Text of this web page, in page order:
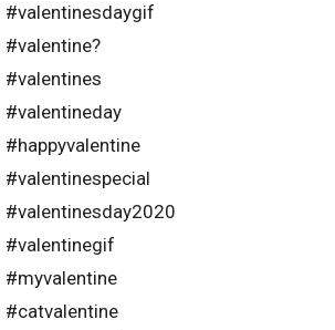
#valentinesdaygif
#valentine?
#valentines
#valentineday
#happyvalentine
#valentinespecial
#valentinesday2020
#valentinegif
#myvalentine
#catvalentine